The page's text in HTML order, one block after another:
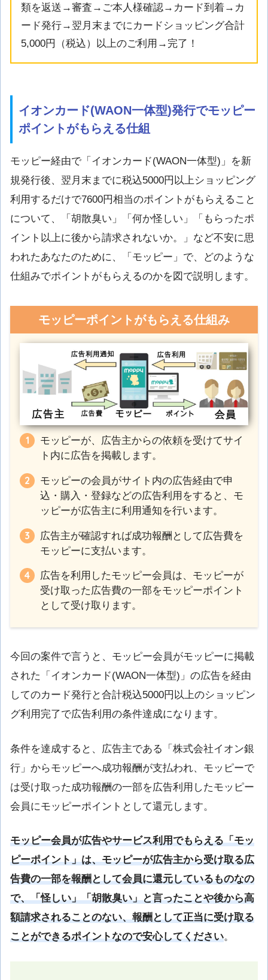
類を返送→審査→ご本人様確認→カード到着→カ
ード発行→翌月末までにカードショッピング合計
5,000円（税込）以上のご利用→完了！
イオンカード(WAON一体型)発行でモッピー
ポイントがもらえる仕組
モッピー経由で「イオンカード(WAON一体型)」を新
規発行後、翌月末までに税込5000円以上ショッピング
利用するだけで7600円相当のポイントがもらえること
について、「胡散臭い」「何か怪しい」「もらったポ
イント以上に後から請求されないか。」など不安に思
われたあなたのために、「モッピー」で、どのような
仕組みでポイントがもらえるのかを図で説明します。
モッピーポイントがもらえる仕組み
モッピーが、広告主からの依頼を受けてサイ
ト内に広告を掲載します。
モッピーの会員がサイト内の広告経由で申
込・購入・登録などの広告利用をすると、モ
ッピーが広告主に利用通知を行います。
広告主が確認すれば成功報酬として広告費を
モッピーに支払います。
広告を利用したモッピー会員は、モッピーが
受け取った広告費の一部をモッピーポイント
として受け取ります。
今回の案件で言うと、モッピー会員がモッピーに掲載
された「イオンカード(WAON一体型)」の広告を経由
してのカード発行と合計税込5000円以上のショッピン
グ利用完了で広告利用の条件達成になります。
条件を達成すると、広告主である「株式会社イオン銀
行」からモッピーへ成功報酬が支払われ、モッピーで
は受け取った成功報酬の一部を広告利用したモッピー
会員にモッピーポイントとして還元します。
モッピー会員が広告やサービス利用でもらえる「モッ
ピーポイント」は、モッピーが広告主から受け取る広
告費の一部を報酬として会員に還元しているものなの
で、「怪しい」「胡散臭い」と言ったことや後から高
額請求されることのない、報酬として正当に受け取る
ことができるポイントなので安心してください。